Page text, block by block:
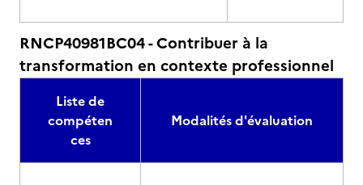
RNCP40981BC04 - Contribuer à la
transformation en contexte professionnel
Liste de
compéten
ces
Modalités d'évaluation